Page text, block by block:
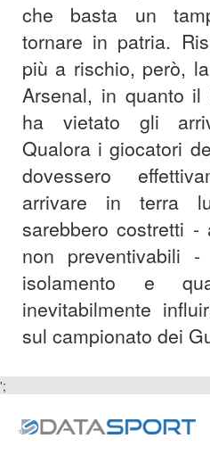
che basta un
tornare in patria.
più a rischio, però,
Arsenal, in quanto il
ha vietato gli
Qualora i giocatori
dovessero
arrivare in terra
sarebbero costretti
non preventivabili
isolamento e
inevitabilmente
sul campionato dei
';